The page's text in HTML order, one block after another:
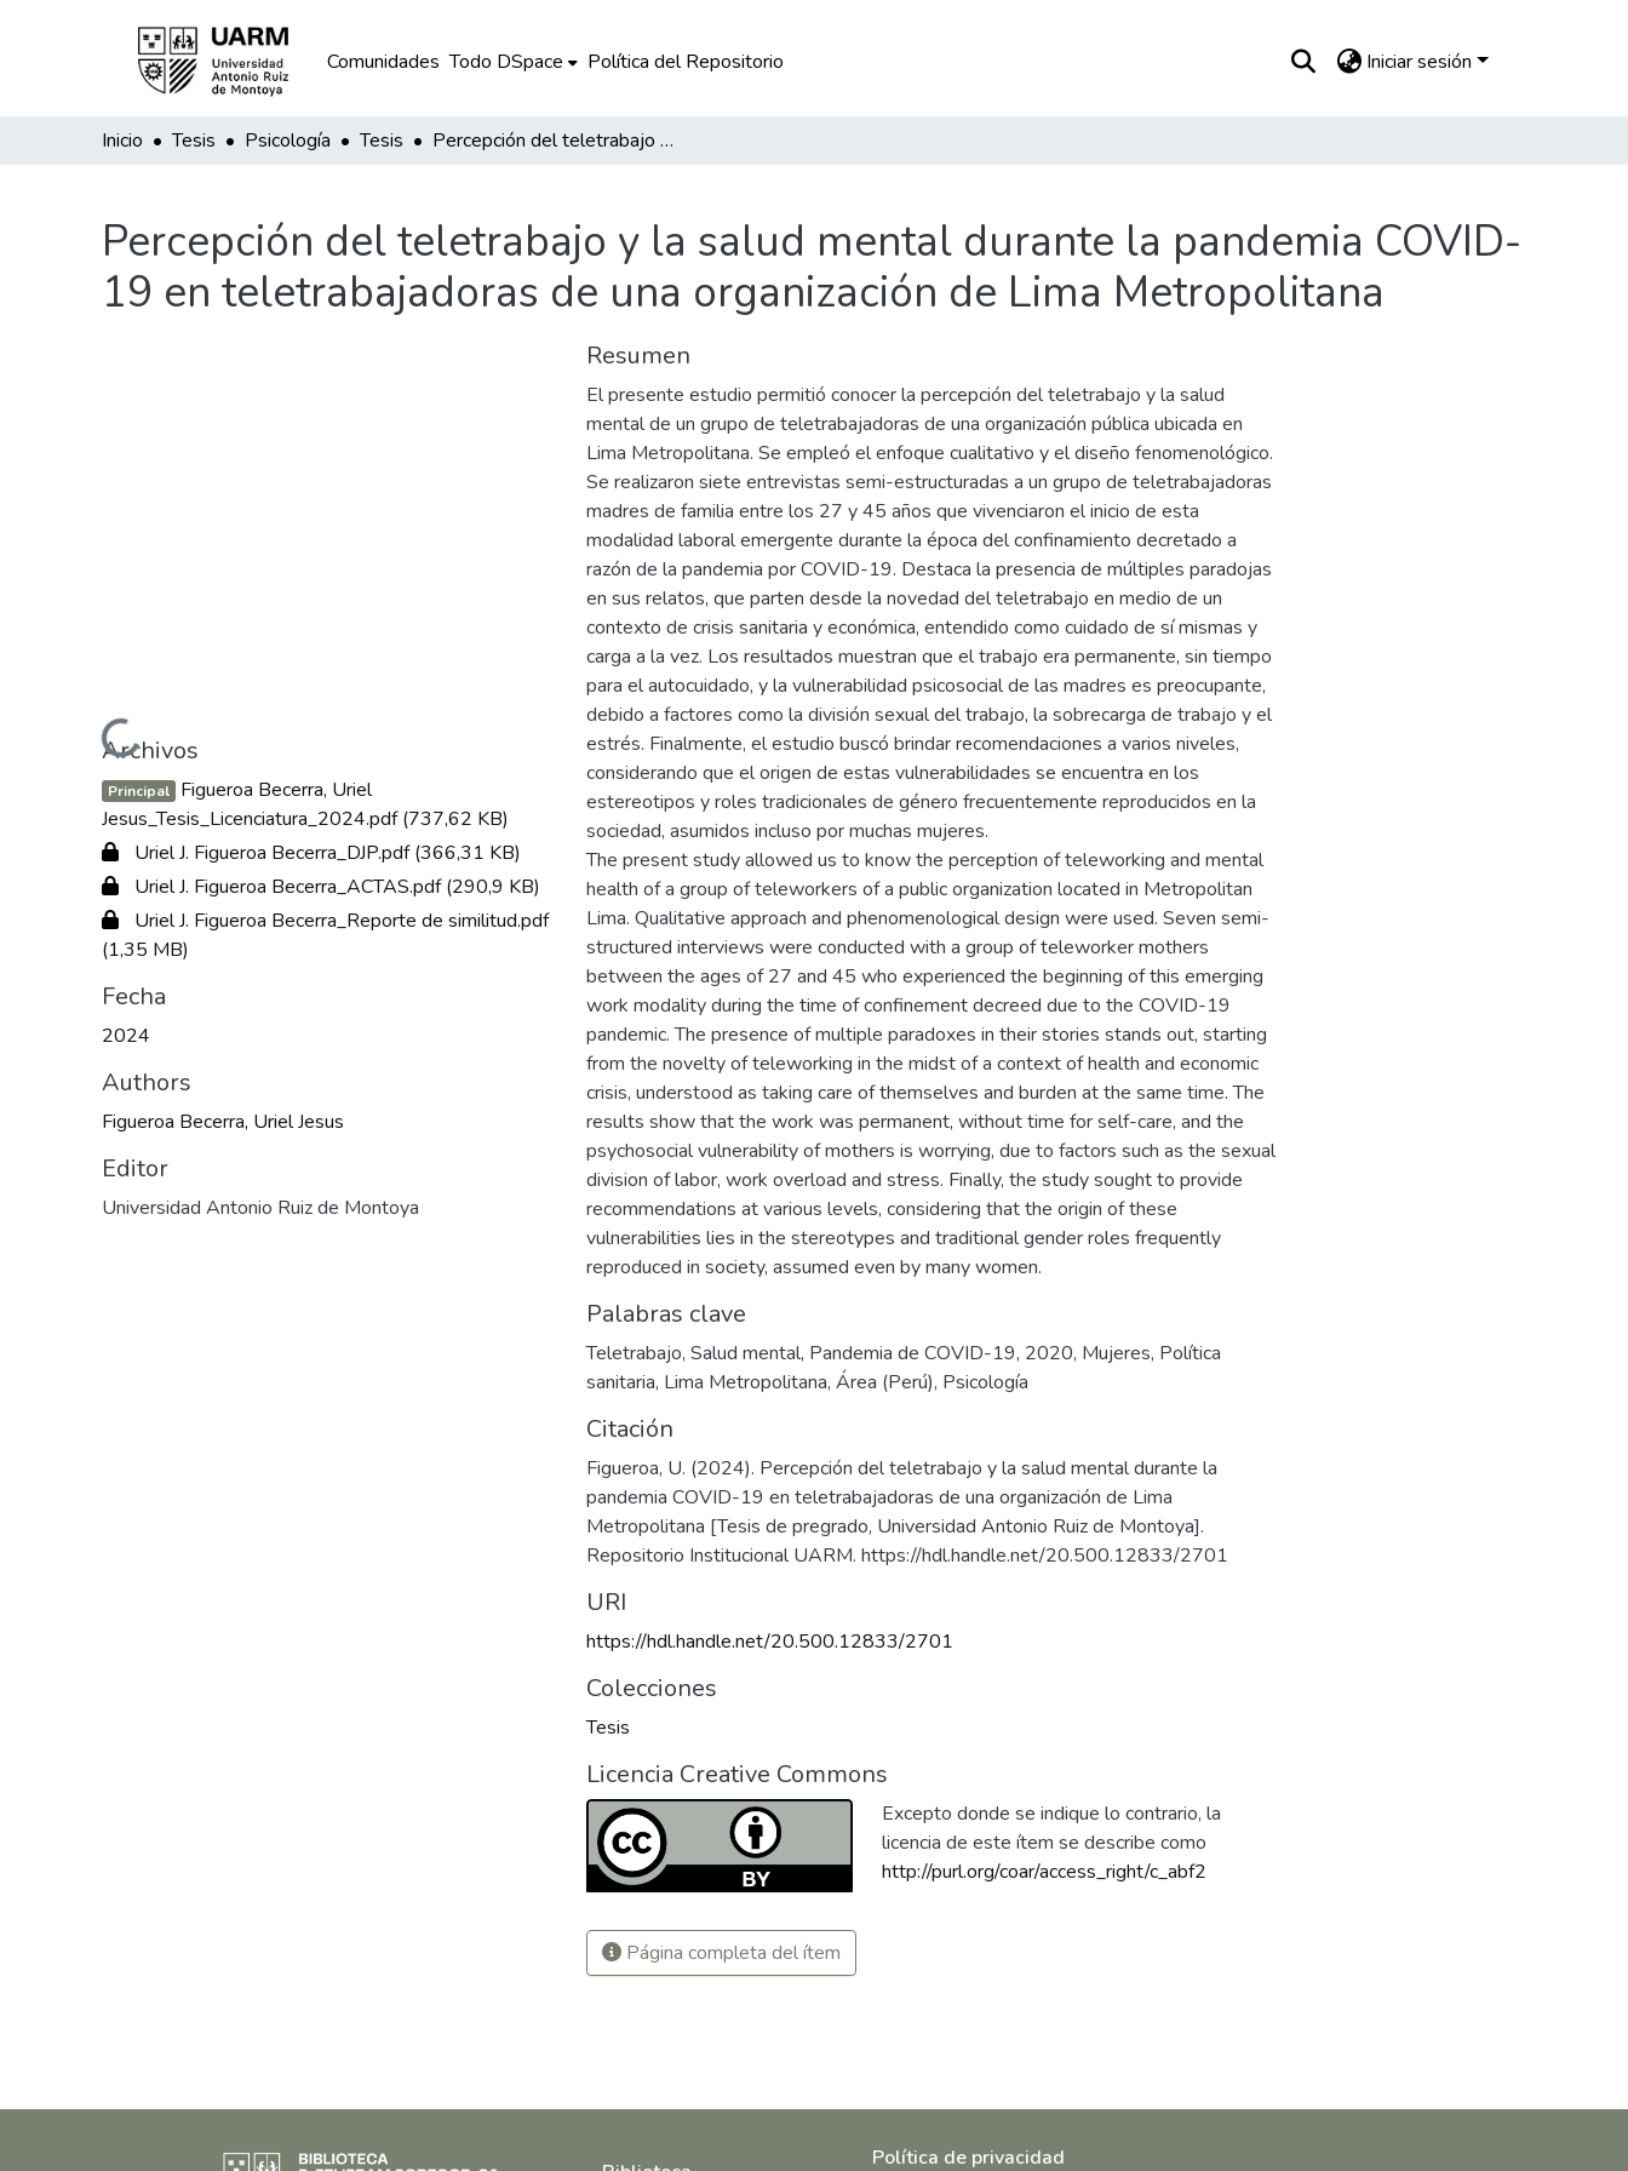
Comunidades Todo DSpace Política del Repositorio Iniciar sesión
Inicio Tesis Psicología Tesis Percepción del teletrabajo y la salud mental durante la pandemia COVID-19 en teletrabajadoras de una organización de Lima Metropolitana
Percepción del teletrabajo y la salud mental durante la pandemia COVID-
19 en teletrabajadoras de una organización de Lima Metropolitana
Cargando...
Archivos
Principal Figueroa Becerra, Uriel
Jesus_Tesis_Licenciatura_2024.pdf(737,62 KB)
Uriel J. Figueroa Becerra_DJP.pdf(366,31 KB)
Uriel J. Figueroa Becerra_ACTAS.pdf(290,9 KB)
Uriel J. Figueroa Becerra_Reporte de similitud.pdf
(1,35 MB)
Fecha
2024
Authors
Figueroa Becerra, Uriel Jesus
Editor
Universidad Antonio Ruiz de Montoya
Resumen
El presente estudio permitió conocer la percepción del teletrabajo y la salud
mental de un grupo de teletrabajadoras de una organización pública ubicada en
Lima Metropolitana. Se empleó el enfoque cualitativo y el diseño fenomenológico.
Se realizaron siete entrevistas semi-estructuradas a un grupo de teletrabajadoras
madres de familia entre los 27 y 45 años que vivenciaron el inicio de esta
modalidad laboral emergente durante la época del confinamiento decretado a
razón de la pandemia por COVID-19. Destaca la presencia de múltiples paradojas
en sus relatos, que parten desde la novedad del teletrabajo en medio de un
contexto de crisis sanitaria y económica, entendido como cuidado de sí mismas y
carga a la vez. Los resultados muestran que el trabajo era permanente, sin tiempo
para el autocuidado, y la vulnerabilidad psicosocial de las madres es preocupante,
debido a factores como la división sexual del trabajo, la sobrecarga de trabajo y el
estrés. Finalmente, el estudio buscó brindar recomendaciones a varios niveles,
considerando que el origen de estas vulnerabilidades se encuentra en los
estereotipos y roles tradicionales de género frecuentemente reproducidos en la
sociedad, asumidos incluso por muchas mujeres.
The present study allowed us to know the perception of teleworking and mental
health of a group of teleworkers of a public organization located in Metropolitan
Lima. Qualitative approach and phenomenological design were used. Seven semi-
structured interviews were conducted with a group of teleworker mothers
between the ages of 27 and 45 who experienced the beginning of this emerging
work modality during the time of confinement decreed due to the COVID-19
pandemic. The presence of multiple paradoxes in their stories stands out, starting
from the novelty of teleworking in the midst of a context of health and economic
crisis, understood as taking care of themselves and burden at the same time. The
results show that the work was permanent, without time for self-care, and the
psychosocial vulnerability of mothers is worrying, due to factors such as the sexual
division of labor, work overload and stress. Finally, the study sought to provide
recommendations at various levels, considering that the origin of these
vulnerabilities lies in the stereotypes and traditional gender roles frequently
reproduced in society, assumed even by many women.
Palabras clave
Teletrabajo, Salud mental, Pandemia de COVID-19, 2020, Mujeres, Política
sanitaria, Lima Metropolitana, Área (Perú), Psicología
Citación
Figueroa, U. (2024). Percepción del teletrabajo y la salud mental durante la
pandemia COVID-19 en teletrabajadoras de una organización de Lima
Metropolitana [Tesis de pregrado, Universidad Antonio Ruiz de Montoya].
Repositorio Institucional UARM. https://hdl.handle.net/20.500.12833/2701
URI
https://hdl.handle.net/20.500.12833/2701
Colecciones
Tesis
Licencia Creative Commons
Excepto donde se indique lo contrario, la
licencia de este ítem se describe como
http://purl.org/coar/access_right/c_abf2
Página completa del ítem
Política de privacidad